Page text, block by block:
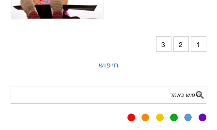
1
2
3
חיפוש